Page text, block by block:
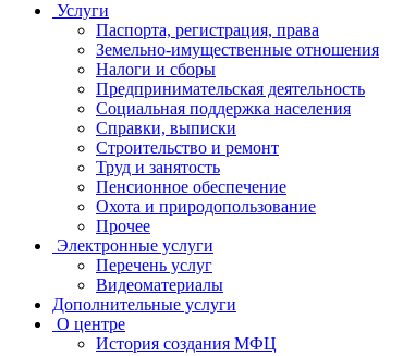
Услуги
Паспорта, регистрация, права
Земельно-имущественные отношения
Налоги и сборы
Предпринимательская деятельность
Социальная поддержка населения
Справки, выписки
Строительство и ремонт
Труд и занятость
Пенсионное обеспечение
Охота и природопользование
Прочее
Электронные услуги
Перечень услуг
Видеоматериалы
Дополнительные услуги
О центре
История создания МФЦ